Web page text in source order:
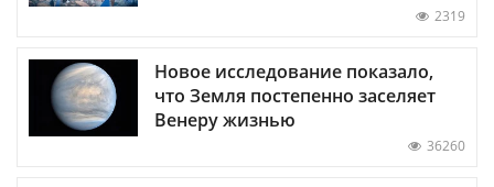
2319
Новое исследование показало,
что Земля постепенно заселяет
Венеру жизнью
36260